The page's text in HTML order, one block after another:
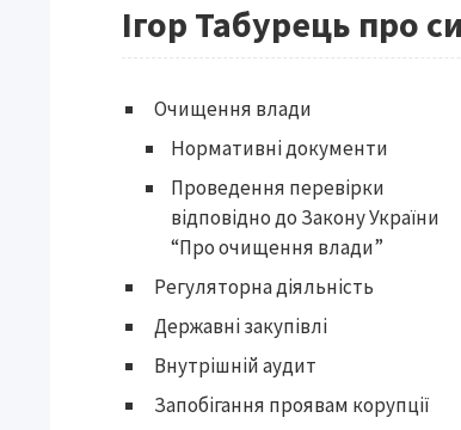
Ігор Табурець про
Очищення влади
Нормативні документи
Проведення перевірки
відповідно до Закону України
“Про очищення влади”
Регуляторна діяльність
Державні закупівлі
Внутрішній аудит
Запобігання проявам корупції